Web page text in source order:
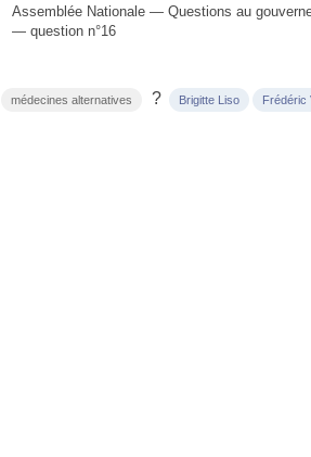
Assemblée Nationale — Questions au
— question n°16
médecines alternatives ? Brigitte Liso Frédéric